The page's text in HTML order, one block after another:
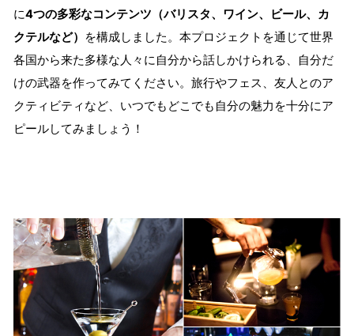
に4つの多彩なコンテンツ（バリスタ、ワイン、ビール、カ
クテルなど）
を構成しました。本プロジェクトを通じて世界
各国から来た多様な人々に自分から話しかけられる、自分だ
けの武器を作ってみてください。旅行やフェス、友人とのア
クティビティなど、いつでもどこでも自分の魅力を十分にア
ピールしてみましょう！